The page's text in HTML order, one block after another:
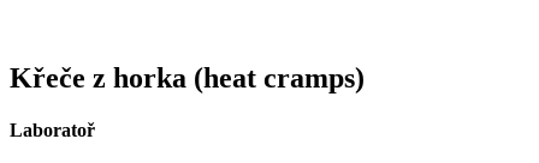
Křeče z horka (heat cramps)
Laboratoř